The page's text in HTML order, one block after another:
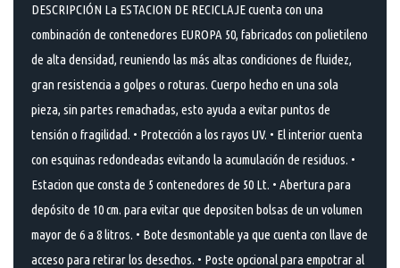
DESCRIPCIÓN La ESTACION DE RECICLAJE cuenta con una
combinación de contenedores EUROPA 50, fabricados con polietileno
de alta densidad, reuniendo las más altas condiciones de fluidez,
gran resistencia a golpes o roturas. Cuerpo hecho en una sola
pieza, sin partes remachadas, esto ayuda a evitar puntos de
tensión o fragilidad. • Protección a los rayos UV. • El interior cuenta
con esquinas redondeadas evitando la acumulación de residuos. •
Estacion que consta de 5 contenedores de 50 Lt. • Abertura para
depósito de 10 cm. para evitar que depositen bolsas de un volumen
mayor de 6 a 8 litros. • Bote desmontable ya que cuenta con llave de
acceso para retirar los desechos. • Poste opcional para empotrar al